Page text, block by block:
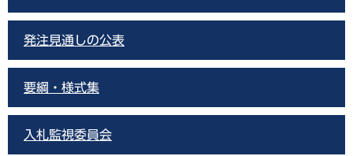
発注見通しの公表
要綱・様式集
入札監視委員会